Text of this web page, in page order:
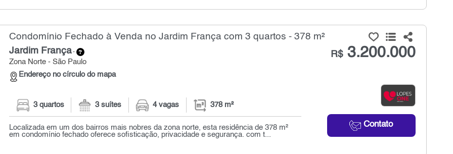
Condomínio Fechado à Venda no Jardim França com 3 quartos - 378 m²
Jardim França-
Zona Norte - São Paulo
Endereço no círculo do mapa
R$3.200.000
Contato
3 quartos 3 suítes 4 vagas 378 m²
Localizada em um dos bairros mais nobres da zona norte, esta residência de 378 m²
em condomínio fechado oferece sofisticação, privacidade e segurança. com t...